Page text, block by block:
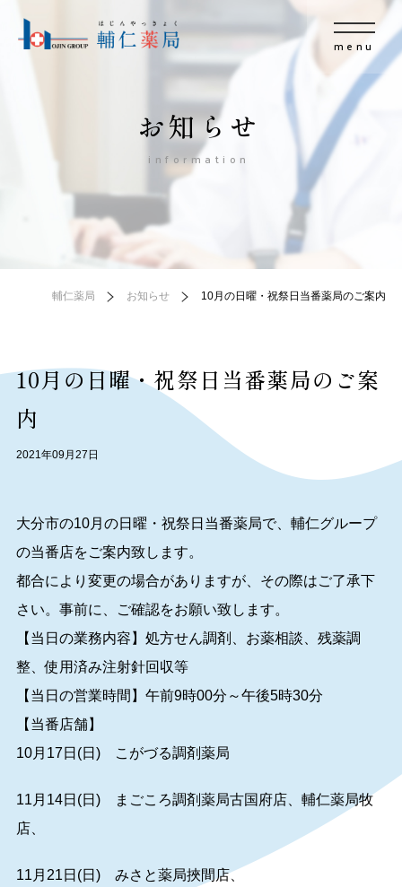
menu
お知らせ
information
輔仁薬局 お知らせ 10月の日曜・祝祭日当番薬局のご案内
10月の日曜・祝祭日当番薬局のご案
内
2021年09月27日
大分市の10月の日曜・祝祭日当番薬局で、輔仁グループ
の当番店をご案内致します。
都合により変更の場合がありますが、その際はご了承下
さい。事前に、ご確認をお願い致します。
【当日の業務内容】処方せん調剤、お薬相談、残薬調
整、使用済み注射針回収等
【当日の営業時間】午前9時00分～午後5時30分
【当番店舗】
10月17日(日) こがづる調剤薬局
11月14日(日) まごころ調剤薬局古国府店、輔仁薬局牧
店、
11月21日(日) みさと薬局挾間店、